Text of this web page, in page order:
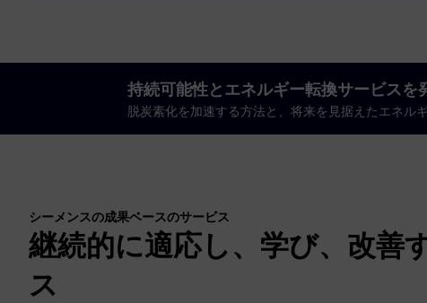
持続可能性とエネルギー転換サービスを
脱炭素化を加速する方法と、将来を見据えたエネル
シーメンスの成果ベースのサービス
継続的に適応し、学び、改善
ス